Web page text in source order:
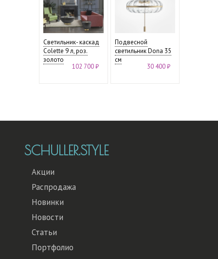
Светильник- каскад
Colette 9 л, роз.
золото
102 700 ₽
Подвесной
светильник Dona 35
см
30 400 ₽
SCHULLER.STYLE
Акции
Распродажа
Новинки
Новости
Статьи
Портфолио